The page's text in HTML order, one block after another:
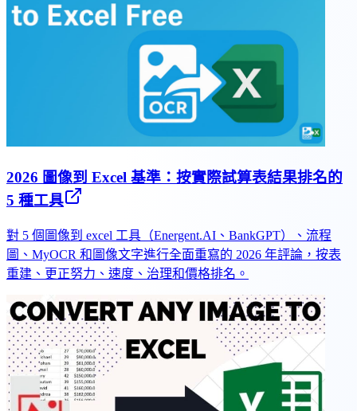
2026 圖像到 Excel 基準：按實際試算表結果排名的
5 種工具
對 5 個圖像到 excel 工具（Energent.AI、BankGPT）、流程
圖、MyOCR 和圖像文字進行全面重寫的 2026 年評論，按表
重建、更正努力、速度、治理和價格排名。